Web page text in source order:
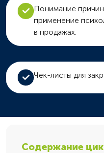
Понимание
применение
в продажах.
Чек-листы для
Содержание